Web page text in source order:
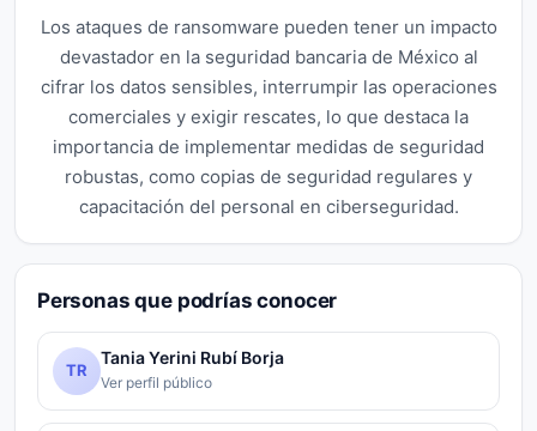
Los ataques de ransomware pueden tener un impacto
devastador en la seguridad bancaria de México al
cifrar los datos sensibles, interrumpir las operaciones
comerciales y exigir rescates, lo que destaca la
importancia de implementar medidas de seguridad
robustas, como copias de seguridad regulares y
capacitación del personal en ciberseguridad.
Personas que podrías conocer
TR
Tania Yerini Rubí Borja
Ver perfil público